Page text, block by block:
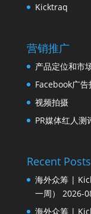
Kicktraq
营销推广
产品定位和市
Facebook广告
视频拍摄
PR媒体红人测
Recent Posts
海外众筹 |
一周）
2026-
海外众筹 |